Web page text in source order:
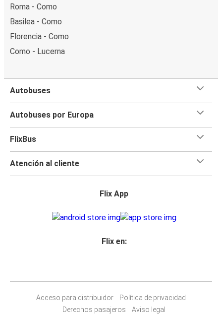
Roma - Como
Basilea - Como
Florencia - Como
Como - Lucerna
Autobuses
Autobuses por Europa
FlixBus
Atención al cliente
Flix App
Flix en:
Acceso para distribuidor
Política de privacidad
Derechos pasajeros
Aviso legal